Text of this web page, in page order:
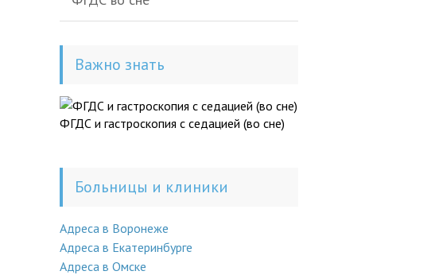
Важно знать
ФГДС и гастроскопия с седацией (во сне)
Больницы и клиники
Адреса в Воронеже
Адреса в Екатеринбурге
Адреса в Омске